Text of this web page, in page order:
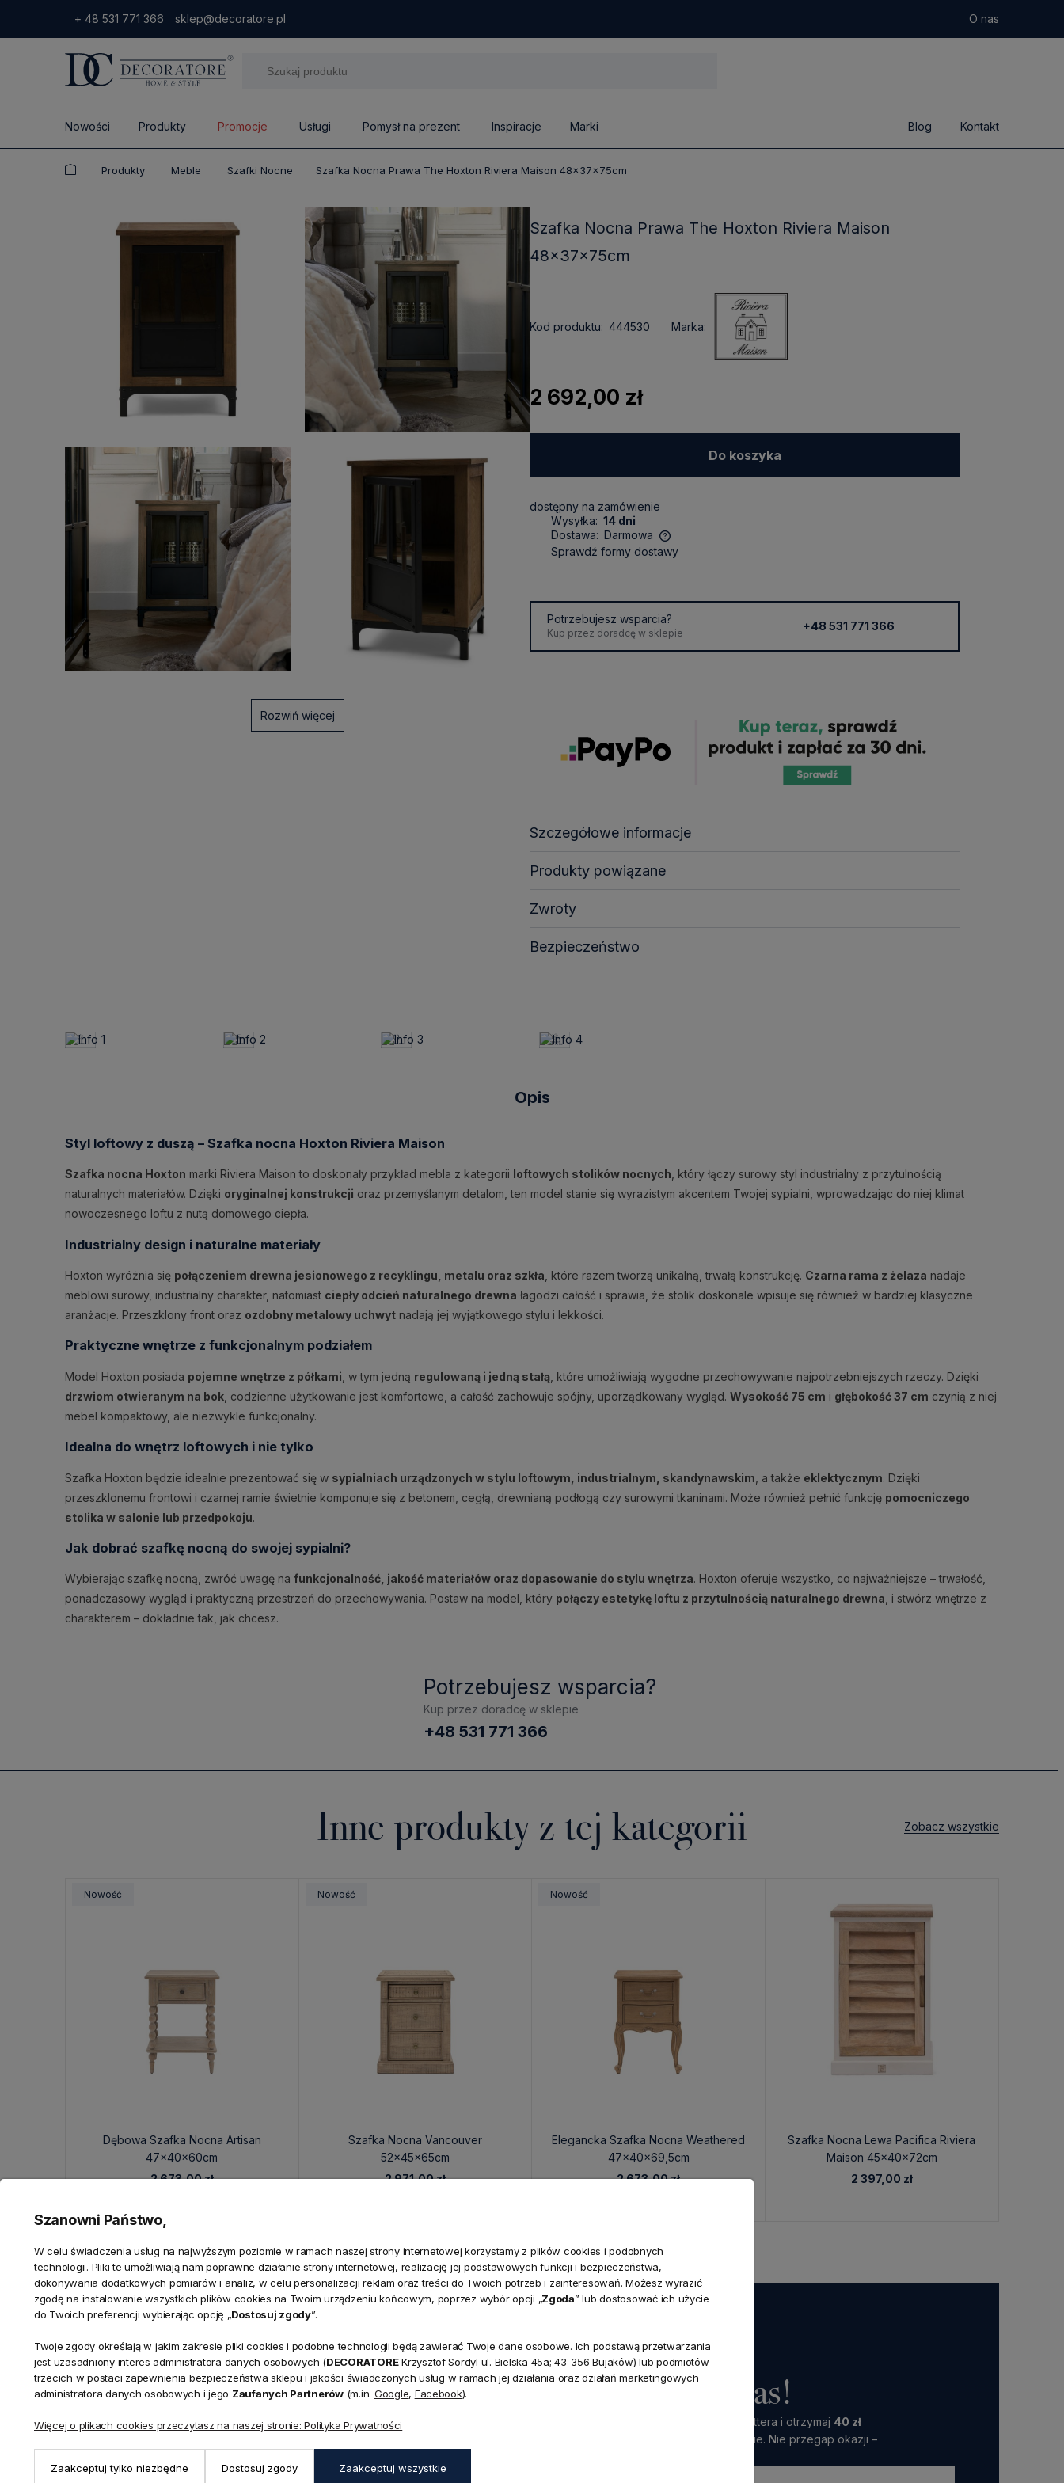
+ 48 531 771 366 sklep@decoratore.pl O nas
Nowości Produkty Promocje Usługi Pomysł na prezent Inspiracje Marki Blog Kontakt
Produkty Meble Szafki Nocne Szafka Nocna Prawa The Hoxton Riviera Maison 48x37x75cm
Rozwiń więcej
Szafka Nocna Prawa The Hoxton Riviera Maison
48x37x75cm
Kod produktu: 444530 Marka:
2 692,00 zł
Do koszyka
dostępny na zamówienie
Wysyłka: 14 dni
Dostawa: Darmowa
sprawdź formy dostawy
Potrzebujesz wsparcia?
Kup przez doradcę w sklepie
+48 531 771 366
Szczegółowe informacje
Produkty powiązane
Zwroty
Bezpieczeństwo
Opis
Styl loftowy z duszą – Szafka nocna Hoxton Riviera Maison
Szafka nocna Hoxton marki Riviera Maison to doskonały przykład mebla z kategorii loftowych stolików nocnych , który łączy surowy styl industrialny z przytulnością
naturalnych materiałów. Dzięki oryginalnej konstrukcji oraz przemyślanym detalom, ten model stanie się wyrazistym akcentem Twojej sypialni, wprowadzając do niej klimat
nowoczesnego loftu z nutą domowego ciepła.
Industrialny design i naturalne materiały
Hoxton wyróżnia się połączeniem drewna jesionowego z recyklingu, metalu oraz szkła , które razem tworzą unikalną, trwałą konstrukcję. Czarna rama z żelaza nadaje
meblowi surowy, industrialny charakter, natomiast ciepły odcień naturalnego drewna łagodzi całość i sprawia, że stolik doskonale wpisuje się również w bardziej klasyczne
aranżacje. Przeszklony front oraz ozdobny metalowy uchwyt nadają jej wyjątkowego stylu i lekkości.
Praktyczne wnętrze z funkcjonalnym podziałem
Model Hoxton posiada pojemne wnętrze z półkami , w tym jedną regulowaną i jedną stałą , które umożliwiają wygodne przechowywanie najpotrzebniejszych rzeczy. Dzięki
drzwiom otwieranym na bok , codzienne użytkowanie jest komfortowe, a całość zachowuje spójny, uporządkowany wygląd. Wysokość 75 cm i głębokość 37 cm czynią z niej
mebel kompaktowy, ale niezwykle funkcjonalny.
Idealna do wnętrz loftowych i nie tylko
Szafka Hoxton będzie idealnie prezentować się w sypialniach urządzonych w stylu loftowym, industrialnym, skandynawskim , a także eklektycznym. Dzięki
przeszklonemu frontowi i czarnej ramie świetnie komponuje się z betonem, cegłą, drewnianą podłogą czy surowymi tkaninami. Może również pełnić funkcję pomocniczego
stolika w salonie lub przedpokoju.
Jak dobrać szafkę nocną do swojej sypialni?
Wybierając szafkę nocną, zwróć uwagę na funkcjonalność, jakość materiałów oraz dopasowanie do stylu wnętrza. Hoxton oferuje wszystko, co najważniejsze – trwałość,
ponadczasowy wygląd i praktyczną przestrzeń do przechowywania. Postaw na model, który połączy estetykę loftu z przytulnością naturalnego drewna , i stwórz wnętrze z
charakterem – dokładnie tak, jak chcesz.
Potrzebujesz wsparcia?
Kup przez doradcę w sklepie
+48 531 771 366
Inne produkty z tej kategorii Zobacz wszystkie
Dębowa Szafka Nocna Artisan
47x40x60cm
2 673,00 zł
Nowość
Szafka Nocna Vancouver
52x45x65cm
2 971,00 zł
Nowość
Elegancka Szafka Nocna Weathered
47x40x69,5cm
2 673,00 zł
Nowość
Szafka Nocna Lewa Pacifica Riviera
Maison 45x40x72cm
2 397,00 zł
NEWSLETTER
Dołącz do nas!
Zapisz się do naszego Newslettera i otrzymaj 40 zł
na pierwsze zamówienie. Nie przegap okazji –
KONTAKT
Realizacja zamówień
+ 48 721 772 234
Doradztwo produktowe
Biuro
sklep@decoratore.pl
Showroom
ul. Bielska 45a,
Pon. - Pt.: 9:00 - 17:00,
Szanowni Państwo,
W celu świadczenia usług na najwyższym poziomie w ramach naszej strony internetowej korzystamy z plików cookies i podobnych
technologii. Pliki te umożliwiają nam poprawne działanie strony internetowej, realizację jej podstawowych funkcji i bezpieczeństwa,
dokonywania dodatkowych pomiarów i analiz, w celu personalizacji reklam oraz treści do Twoich potrzeb i zainteresowań. Możesz wyrazić
zgodę na instalowanie wszystkich plików cookies na Twoim urządzeniu końcowym, poprzez wybór opcji „Zgoda” lub dostosować ich użycie
do Twoich preferencji wybierając opcję „Dostosuj zgody”.
Twoje zgody określają w jakim zakresie pliki cookies i podobne technologii będą zawierać Twoje dane osobowe. Ich podstawą przetwarzania
jest uzasadniony interes administratora danych osobowych (DECORATOREKrzysztof Sordyl ul. Bielska 45a; 43-356 Bujaków) lub podmiotów
trzecich w postaci zapewnienia bezpieczeństwa sklepu i jakości świadczonych usług w ramach jej działania oraz działań marketingowych
administratora danych osobowych i jego Zaufanych Partnerów(m.in. Google, Facebook).
Więcej o plikach cookies przeczytasz na naszej stronie: Polityka Prywatności
Zaakceptuj tylko niezbędne Dostosuj zgody Zaakceptuj wszystkie